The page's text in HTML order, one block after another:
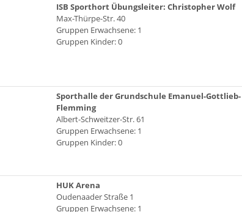
ISB Sporthort Übungsleiter: Christopher Wolf
Max-Thürpe-Str. 40
Gruppen Erwachsene: 1
Gruppen Kinder: 0
Sporthalle der Grundschule Emanuel-Gottlieb-
Flemming
Albert-Schweitzer-Str. 61
Gruppen Erwachsene: 1
Gruppen Kinder: 0
HUK Arena
Oudenaader Straße 1
Gruppen Erwachsene: 1